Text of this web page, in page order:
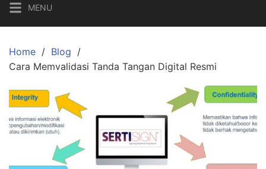
MENU
Home
Blog
Cara Memvalidasi Tanda Tangan Digital Resmi